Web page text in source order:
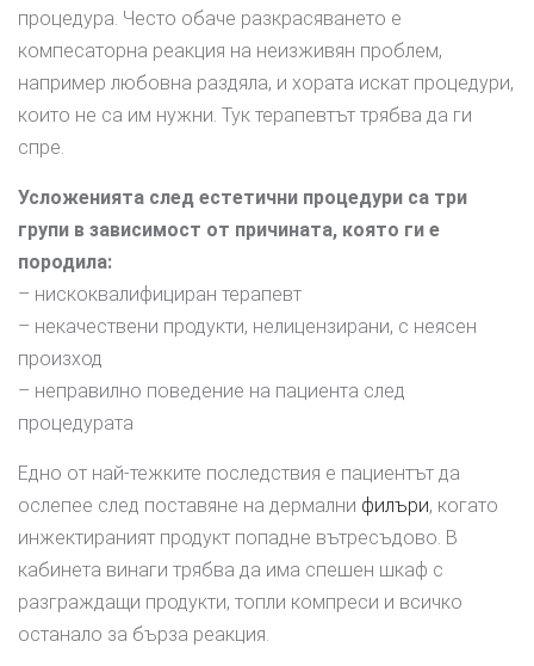
процедура. Често обаче разкрасяването е
компесаторна реакция на неизживян проблем,
например любовна раздяла, и хората искат процедури,
които не са им нужни. Тук терапевтът трябва да ги
спре.
Усложенията след естетични процедури са три
групи в зависимост от причината, която ги е
породила:
– нискоквалифициран терапевт
– некачествени продукти, нелицензирани, с неясен
произход
– неправилно поведение на пациента след
процедурата
Едно от най-тежките последствия е пациентът да
ослепее след поставяне на дермални филъри, когато
инжектираният продукт попадне вътресъдово. В
кабинета винаги трябва да има спешен шкаф с
разграждащи продукти, топли компреси и всичко
останало за бърза реакция.